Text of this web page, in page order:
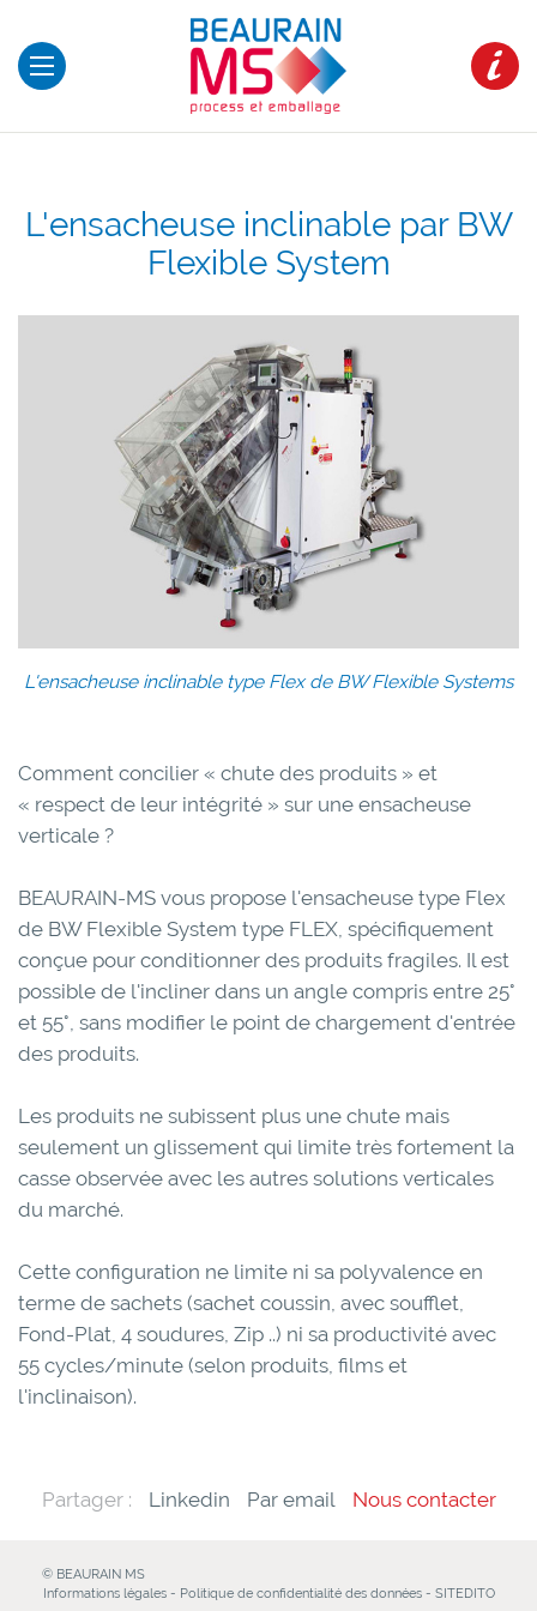
L'ensacheuse inclinable par BW
Flexible System
L'ensacheuse inclinable type Flex de BW Flexible Systems
Comment concilier « chute des produits » et
« respect de leur intégrité » sur une ensacheuse
verticale ?
BEAURAIN-MS vous propose l'ensacheuse type Flex
de BW Flexible System type FLEX, spécifiquement
conçue pour conditionner des produits fragiles. Il est
possible de l'incliner dans un angle compris entre 25°
et 55°, sans modifier le point de chargement d'entrée
des produits.
Les produits ne subissent plus une chute mais
seulement un glissement qui limite très fortement la
casse observée avec les autres solutions verticales
du marché.
Cette configuration ne limite ni sa polyvalence en
terme de sachets (sachet coussin, avec soufflet,
Fond-Plat, 4 soudures, Zip ..) ni sa productivité avec
55 cycles/minute (selon produits, films et
l'inclinaison).
Partager : Linkedin Par email Nous contacter
© BEAURAIN MS
Informations légales - Politique de confidentialité des données - SITEDITO